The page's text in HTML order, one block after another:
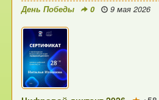
День Победы 0 9 мая 2026